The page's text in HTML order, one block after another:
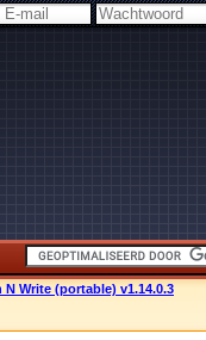
N Write (portable) v1.14.0.3